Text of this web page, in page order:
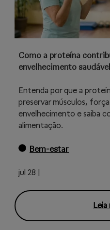
Como a proteína
envelhecimento
Entenda por que a
preservar músculos,
envelhecimento e saiba
alimentação.
Bem-estar
jul 28 |
Leia